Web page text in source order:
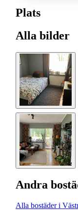
Plats
Alla bilder
Andra
Alla bostäder i